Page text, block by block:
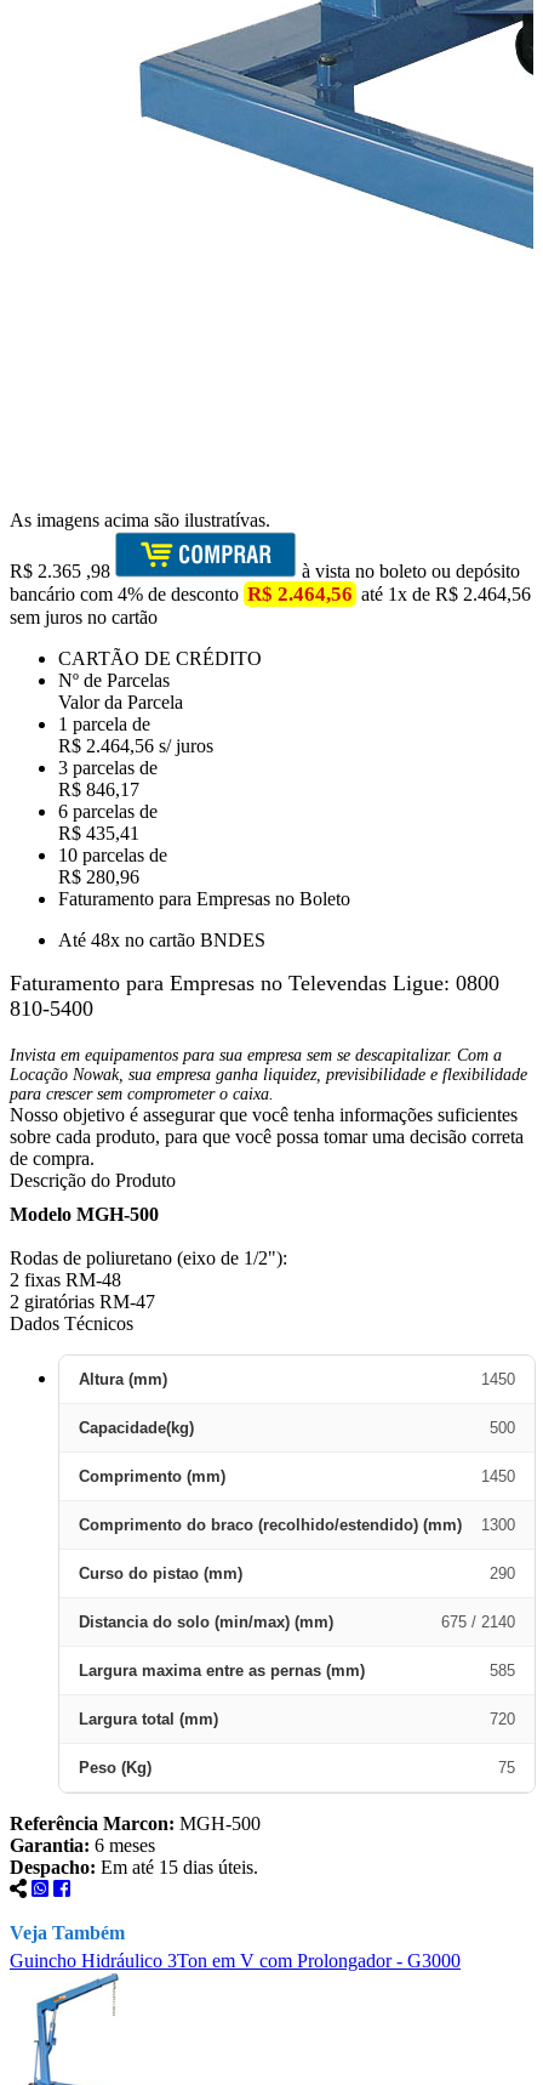
As imagens acima são ilustratívas.
R$ 2.365 ,98
à vista no boleto ou depósito
bancário com 4% de desconto R$ 2.464,56 até 1x de R$ 2.464,56
sem juros no cartão
CARTÃO DE CRÉDITO
Nº de Parcelas
Valor da Parcela
1 parcela de
R$ 2.464,56 s/ juros
3 parcelas de
R$ 846,17
6 parcelas de
R$ 435,41
10 parcelas de
R$ 280,96
Faturamento para Empresas no Boleto
Até 48x no cartão BNDES
Faturamento para Empresas no Televendas Ligue: 0800
810-5400
Invista em equipamentos para sua empresa sem se descapitalizar. Com a
Locação Nowak, sua empresa ganha liquidez, previsibilidade e flexibilidade
para crescer sem comprometer o caixa.
Nosso objetivo é assegurar que você tenha informações suficientes
sobre cada produto, para que você possa tomar uma decisão correta
de compra.
Descrição do Produto
Modelo MGH-500
Rodas de poliuretano (eixo de 1/2"):
2 fixas RM-48
2 giratórias RM-47
Dados Técnicos
Altura (mm) 1450
Capacidade(kg) 500
Comprimento (mm) 1450
Comprimento do braco (recolhido/estendido) (mm) 1300
Curso do pistao (mm) 290
Distancia do solo (min/max) (mm) 675 / 2140
Largura maxima entre as pernas (mm) 585
Largura total (mm) 720
Peso (Kg) 75
Referência Marcon: MGH-500
Garantia: 6 meses
Despacho: Em até 15 dias úteis.
Veja Também
Guincho Hidráulico 3Ton em V com Prolongador - G3000